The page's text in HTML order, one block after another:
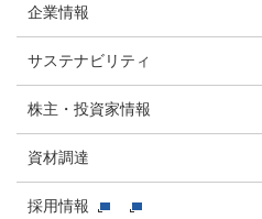
企業情報
サステナビリティ
株主・投資家情報
資材調達
採用情報